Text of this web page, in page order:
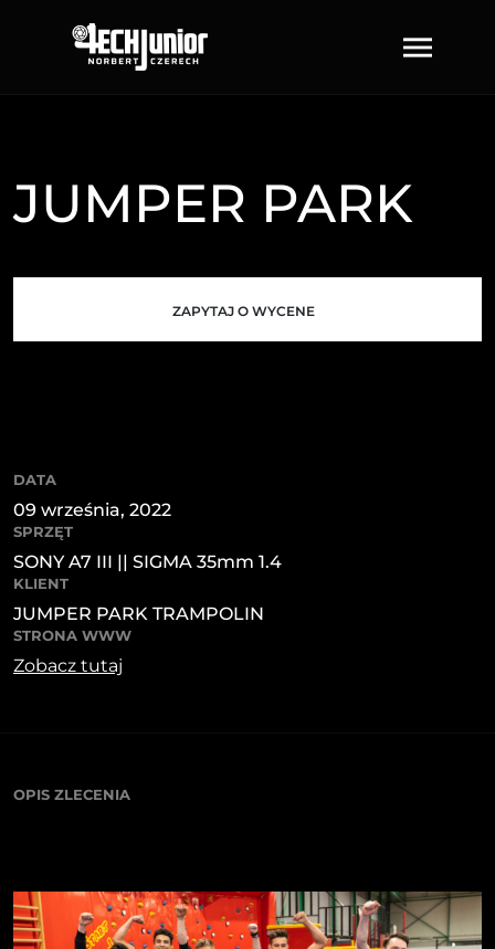
JUMPER PARK
ZAPYTAJ O WYCENE
DATA
09 września, 2022
SPRZĘT
SONY A7 III || SIGMA 35mm 1.4
KLIENT
JUMPER PARK TRAMPOLIN
STRONA WWW
Zobacz tutaj
OPIS ZLECENIA